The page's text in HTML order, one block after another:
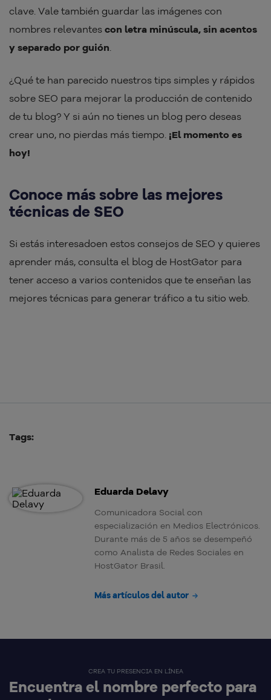
clave. Vale también guardar las imágenes con
nombres relevantes con letra minúscula, sin acentos
y separado por guión.
¿Qué te han parecido nuestros tips simples y rápidos
sobre SEO para mejorar la producción de contenido
de tu blog? Y si aún no tienes un blog pero deseas
crear uno, no pierdas más tiempo. ¡El momento es
hoy!
Conoce más sobre las mejores
técnicas de SEO
Si estás interesadoen estos consejos de SEO y quieres
aprender más, consulta el blog de HostGator para
tener acceso a varios contenidos que te enseñan las
mejores técnicas para generar tráfico a tu sitio web.
Tags:
Eduarda Delavy
Comunicadora Social con
especialización en Medios Electrónicos.
Durante más de 5 años se desempeñó
como Analista de Redes Sociales en
HostGator Brasil.
Más artículos del autor
CREA TU PRESENCIA EN LÍNEA
Encuentra el nombre perfecto para